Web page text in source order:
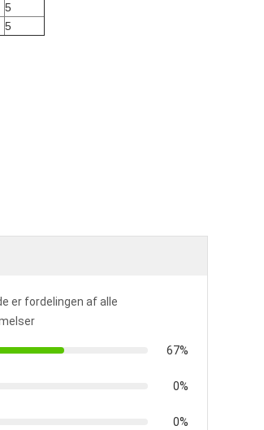
5
5
er fordelingen af alle
67%
0%
0%